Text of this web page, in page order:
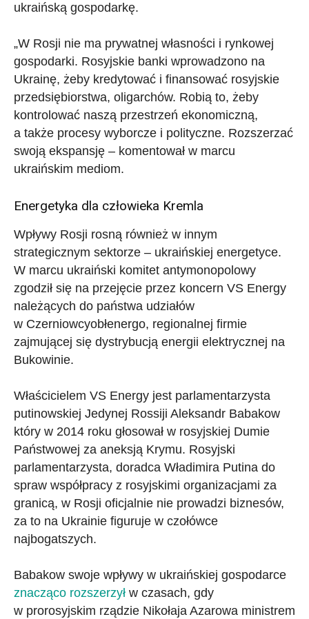
ukraińską gospodarkę.
„W Rosji nie ma prywatnej własności i rynkowej
gospodarki. Rosyjskie banki wprowadzono na
Ukrainę, żeby kredytować i finansować rosyjskie
przedsiębiorstwa, oligarchów. Robią to, żeby
kontrolować naszą przestrzeń ekonomiczną,
a także procesy wyborcze i polityczne. Rozszerzać
swoją ekspansję – komentował w marcu
ukraińskim mediom.
Energetyka dla człowieka Kremla
Wpływy Rosji rosną również w innym
strategicznym sektorze – ukraińskiej energetyce.
W marcu ukraiński komitet antymonopolowy
zgodził się na przejęcie przez koncern VS Energy
należących do państwa udziałów
w Czerniowcyobłenergo, regionalnej firmie
zajmującej się dystrybucją energii elektrycznej na
Bukowinie.
Właścicielem VS Energy jest parlamentarzysta
putinowskiej Jedynej Rossiji Aleksandr Babakow
który w 2014 roku głosował w rosyjskiej Dumie
Państwowej za aneksją Krymu. Rosyjski
parlamentarzysta, doradca Władimira Putina do
spraw współpracy z rosyjskimi organizacjami za
granicą, w Rosji oficjalnie nie prowadzi biznesów,
za to na Ukrainie figuruje w czołówce
najbogatszych.
Babakow swoje wpływy w ukraińskiej gospodarce
znacząco rozszerzył w czasach, gdy
w prorosyjskim rządzie Nikołaja Azarowa ministrem